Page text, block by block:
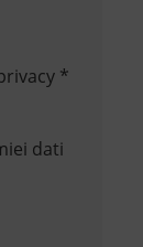
*
dati